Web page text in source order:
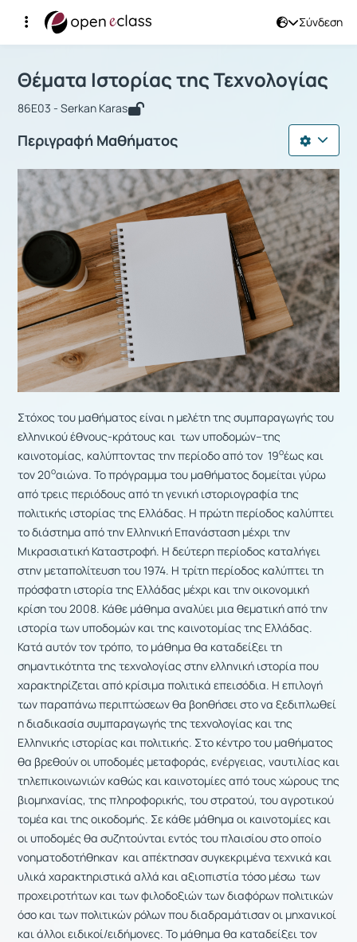
Σύνδεση
Αρχική Σελίδα
Μάθημα : Θέματα Ιστορίας της
Θέματα Ιστορίας της Τεχνολογίας
86Ε03 - Serkan Karas
Περιγραφή Μαθήματος
Στόχος του μαθήματος είναι η μελέτη της συμπαραγωγής του
ελληνικού έθνους-κράτους και των υποδομών--της
καινοτομίας, καλύπτοντας την περίοδο από τον 19οέως και
τον 20οαιώνα. Το πρόγραμμα του μαθήματος δομείται γύρω
από τρεις περιόδους από τη γενική ιστοριογραφία της
πολιτικής ιστορίας της Ελλάδας. Η πρώτη περίοδος καλύπτει
το διάστημα από την Ελληνική Επανάσταση μέχρι την
Μικρασιατική Καταστροφή. Η δεύτερη περίοδος καταλήγει
στην μεταπολίτευση του 1974. Η τρίτη περίοδος καλύπτει τη
πρόσφατη ιστορία της Ελλάδας μέχρι και την οικονομική
κρίση του 2008. Κάθε μάθημα αναλύει μια θεματική από την
ιστορία των υποδομών και της καινοτομίας της Ελλάδας.
Κατά αυτόν τον τρόπο, το μάθημα θα καταδείξει τη
σημαντικότητα της τεχνολογίας στην ελληνική ιστορία που
χαρακτηρίζεται από κρίσιμα πολιτικά επεισόδια. Η επιλογή
των παραπάνω περιπτώσεων θα βοηθήσει στο να ξεδιπλωθεί
η διαδικασία συμπαραγωγής της τεχνολογίας και της
Ελληνικής ιστορίας και πολιτικής. Στο κέντρο του μαθήματος
θα βρεθούν οι υποδομές μεταφοράς, ενέργειας, ναυτιλίας και
τηλεπικοινωνιών καθώς και καινοτομίες από τους χώρους της
βιομηχανίας, της πληροφορικής, του στρατού, του αγροτικού
τομέα και της οικοδομής. Σε κάθε μάθημα οι καινοτομίες και
οι υποδομές θα συζητούνται εντός του πλαισίου στο οποίο
νοηματοδοτήθηκαν και απέκτησαν συγκεκριμένα τεχνικά και
υλικά χαρακτηριστικά αλλά και αξιοπιστία τόσο μέσω των
προχειροτήτων και των φιλοδοξιών των διαφόρων πολιτικών
όσο και των πολιτικών ρόλων που διαδραμάτισαν οι μηχανικοί
και άλλοι ειδικοί/ειδήμονες. Το μάθημα θα καταδείξει τον